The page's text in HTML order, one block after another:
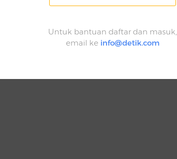
Untuk bantuan daftar dan masuk,
email ke info@detik.com